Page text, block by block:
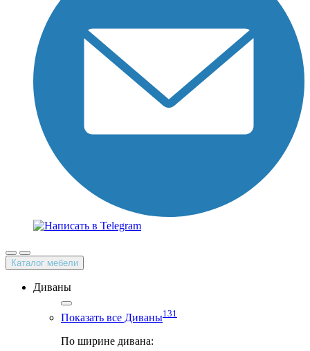
Каталог мебели
Диваны
Показать все Диваны131
По ширине дивана: